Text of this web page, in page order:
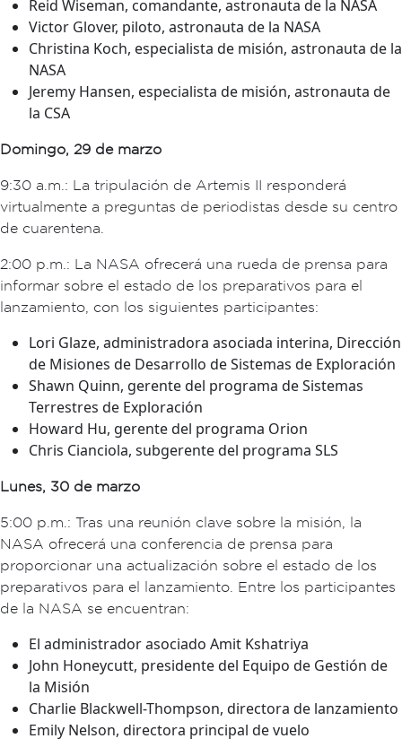
Reid Wiseman, comandante, astronauta de la NASA
Victor Glover, piloto, astronauta de la NASA
Christina Koch, especialista de misión, astronauta de la
NASA
Jeremy Hansen, especialista de misión, astronauta de
la CSA
Domingo, 29 de marzo
9:30 a.m.: La tripulación de Artemis II responderá
virtualmente a preguntas de periodistas desde su centro
de cuarentena.
2:00 p.m.: La NASA ofrecerá una rueda de prensa para
informar sobre el estado de los preparativos para el
lanzamiento, con los siguientes participantes:
Lori Glaze, administradora asociada interina, Dirección
de Misiones de Desarrollo de Sistemas de Exploración
Shawn Quinn, gerente del programa de Sistemas
Terrestres de Exploración
Howard Hu, gerente del programa Orion
Chris Cianciola, subgerente del programa SLS
Lunes, 30 de marzo
5:00 p.m.: Tras una reunión clave sobre la misión, la
NASA ofrecerá una conferencia de prensa para
proporcionar una actualización sobre el estado de los
preparativos para el lanzamiento. Entre los participantes
de la NASA se encuentran:
El administrador asociado Amit Kshatriya
John Honeycutt, presidente del Equipo de Gestión de
la Misión
Charlie Blackwell-Thompson, directora de lanzamiento
Emily Nelson, directora principal de vuelo